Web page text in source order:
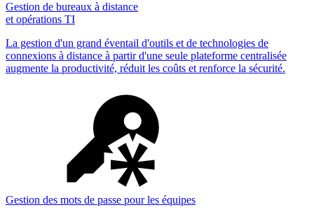
Gestion de bureaux à distance
et opérations TI
La gestion d'un grand éventail d'outils et de technologies de
connexions à distance à partir d'une seule plateforme centralisée
augmente la productivité, réduit les coûts et renforce la sécurité.
Gestion des mots de passe pour les équipes